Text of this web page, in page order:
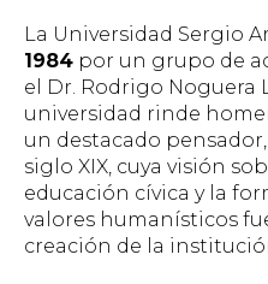
La Universidad Sergio
1984 por un grupo de
el Dr. Rodrigo Noguera
universidad rinde
un destacado
siglo XIX, cuya visión
educación cívica y la
valores humanísticos
creación de la